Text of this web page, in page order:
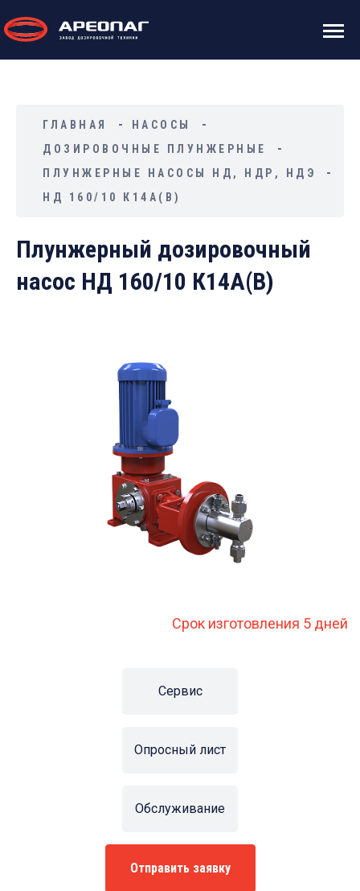
ГЛАВНАЯ
НАСОСЫ
ДОЗИРОВОЧНЫЕ ПЛУНЖЕРНЫЕ
ПЛУНЖЕРНЫЕ НАСОСЫ НД, НДР, НДЭ
НД 160/10 К14А(В)
Плунжерный дозировочный
насос НД 160/10 К14А(В)
Срок изготовления 5 дней
Сервис
Опросный лист
Обслуживание
Отправить заявку